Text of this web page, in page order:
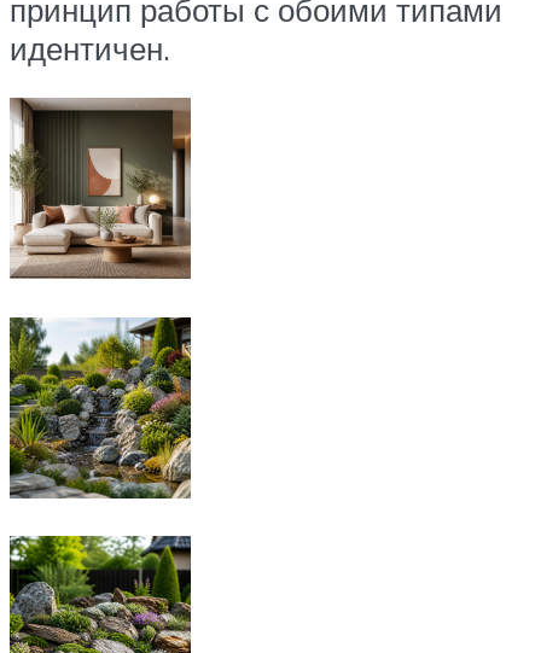
принцип работы с обоими типами
идентичен.